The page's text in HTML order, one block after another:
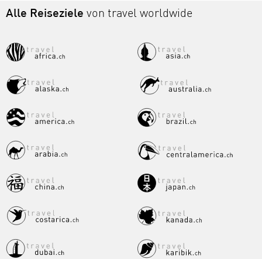
Alle Reiseziele von travel worldwide